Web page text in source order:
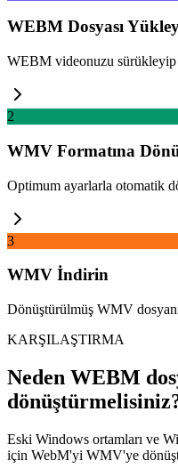
WEBM Dosyası
WEBM videonuzu sürükleyip
2
WMV Formatına
Optimum ayarlarla otomatik
3
WMV İndirin
Dönüştürülmüş WMV
KARŞILAŞTIRMA
Neden WEBM
Eski Windows ortamları ve
için WebM'yi WMV'ye